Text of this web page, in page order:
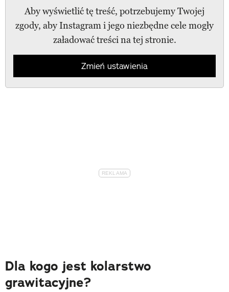
Aby wyświetlić tę treść, potrzebujemy Twojej
zgody, aby Instagram i jego niezbędne cele mogły
załadować treści na tej stronie.
Zmień ustawienia
Dla kogo jest kolarstwo
grawitacyjne?